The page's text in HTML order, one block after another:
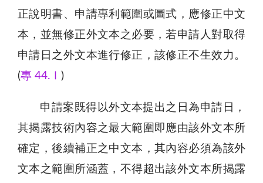
正說明書、申請專利範圍或圖式，應修正中文
本，並無修正外文本之必要，若申請人對取得
申請日之外文本進行修正，該修正不生效力。
(專 44.Ⅰ )
申請案既得以外文本提出之日為申請日，
其揭露技術內容之最大範圍即應由該外文本所
確定，後續補正之中文本，其內容必須為該外
文本之範圍所涵蓋，不得超出該外文本所揭露